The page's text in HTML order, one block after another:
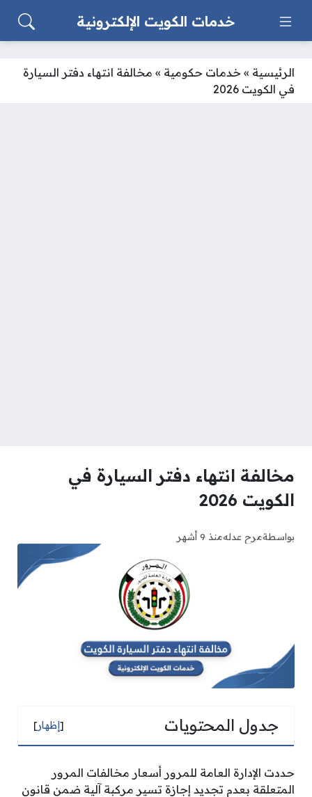
خدمات الكويت الإلكترونية
الرئيسية » خدمات حكومية » مخالفة انتهاء دفتر السيارة
في الكويت 2026
مخالفة انتهاء دفتر السيارة في
الكويت 2026
بواسطةمرح عدلهمنذ 9 أشهر
جدول المحتويات [إظهار]
حددت الإدارة العامة للمرور أسعار مخالفات المرور
المتعلقة بعدم تجديد إجازة تسير مركبة آلية ضمن قانون